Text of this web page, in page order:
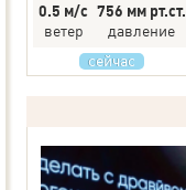
0.5 м/с
ветер
756 мм рт.ст.
давление
сейчас